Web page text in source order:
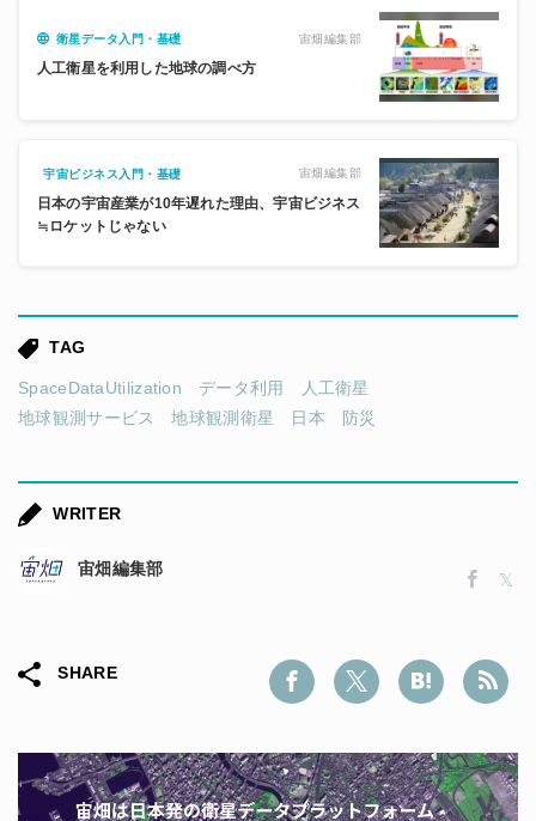
衛星データ入門・基礎 宙畑編集部
人工衛星を利用した地球の調べ方
宇宙ビジネス入門・基礎 宙畑編集部
日本の宇宙産業が10年遅れた理由、宇宙ビジネス
≒ロケットじゃない
TAG
SpaceDataUtilization データ利用
人工衛星
地球観測サービス
地球観測衛星 日本 防災
WRITER
宙畑編集部
SHARE